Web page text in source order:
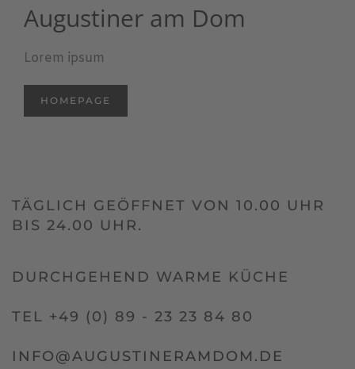
Augustiner am Dom
Lorem ipsum
HOMEPAGE
TÄGLICH GEÖFFNET VON 10.00 UHR
BIS 24.00 UHR.
DURCHGEHEND WARME KÜCHE
TEL +49 (0) 89 - 23 23 84 80
INFO@AUGUSTINERAMDOM.DE